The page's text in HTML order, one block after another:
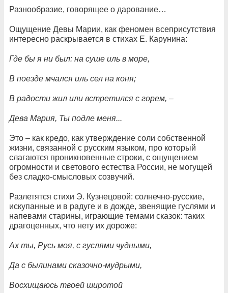
Разнообразие, говорящее о дарование…
Ощущение Девы Марии, как феномен всеприсутствия
интересно раскрывается в стихах Е. Карунина:
Где бы я ни был: на суше иль в море,
В поезде мчался иль сел на коня;
В радости жил или встретился с горем, –
Дева Мария, Ты подле меня...
Это – как кредо, как утверждение соли собственной
жизни, связанной с русским языком, про который
слагаются проникновенные строки, с ощущением
огромности и светового естества России, не могущей
без сладко-смысловых созвучий.
Разлетятся стихи Э. Кузнецовой: солнечно-русские,
искупанные и в радуге и в дожде, звенящие гуслями и
напевами старины, играющие темами сказок: таких
драгоценных, что нету их дороже:
Ах ты, Русь моя, с гуслями чудными,
Да с былинами сказочно-мудрыми,
Восхищаюсь твоей широтой